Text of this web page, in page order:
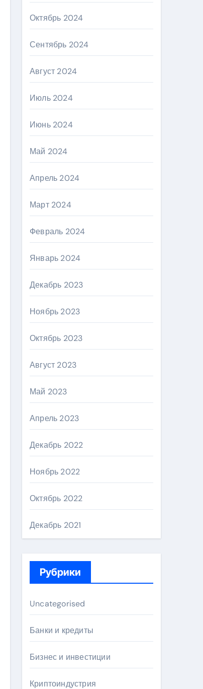
Октябрь 2024
Сентябрь 2024
Август 2024
Июль 2024
Июнь 2024
Май 2024
Апрель 2024
Март 2024
Февраль 2024
Январь 2024
Декабрь 2023
Ноябрь 2023
Октябрь 2023
Август 2023
Май 2023
Апрель 2023
Декабрь 2022
Ноябрь 2022
Октябрь 2022
Декабрь 2021
Рубрики
Uncategorised
Банки и кредиты
Бизнес и инвестиции
Криптоиндустрия